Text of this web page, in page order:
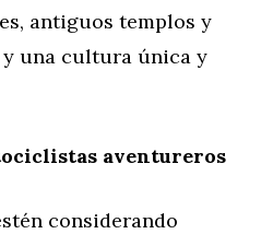
antiguos templos y
una cultura única y
aventureros
considerando